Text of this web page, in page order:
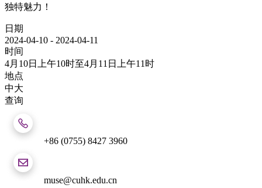
独特魅力！
日期
2024-04-10 - 2024-04-11
时间
4月10日上午10时至4月11日上午11时
地点
中大
查询
+86 (0755) 8427 3960
muse@cuhk.edu.cn